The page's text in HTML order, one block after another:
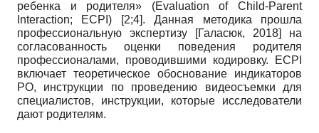
ребенка и родителя» (Evaluation of Child-Parent
Interaction; ECPI)
[2;4]. Данная методика прошла
профессиональную экспертизу
[Галасюк, 2018]
на
согласованность оценки поведения родителя
профессионалами, проводившими кодировку.
ECPI
включает теоретическое обоснование индикаторов
РО, инструкции по проведению видеосъемки для
специалистов, инструкции, которые исследователи
дают родителям.